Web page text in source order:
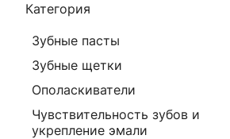
Категория
Зубные пасты
Зубные щетки
Ополаскиватели
Чувствительность зубов и
укрепление эмали